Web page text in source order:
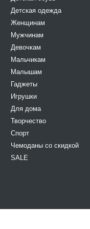
Детская одежда
Женщинам
Мужчинам
Девочкам
Мальчикам
Малышам
Гаджеты
Игрушки
Для дома
Творчество
Спорт
Чемоданы со скидкой
SALE